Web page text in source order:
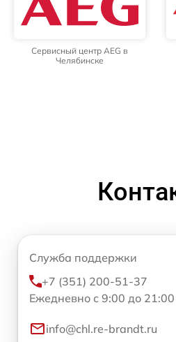
Сервисный центр AEG в
Челябинске
Служба поддержки
+7 (351) 200-51-37
Ежедневно с 9:00 до 21:00
info@chl.re-brandt.ru